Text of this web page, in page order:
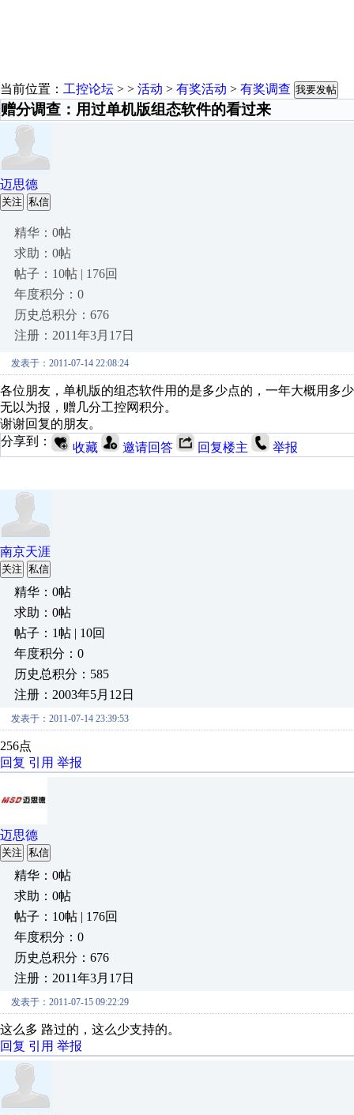
当前位置： 工控论坛 > > 活动 > 有奖活动 > 有奖调查 我要发帖
赠分调查：用过单机版组态软件的看过来
迈思德
关注 私信
精华：0帖
求助：0帖
帖子：10帖 | 176回
年度积分：0
历史总积分：676
注册：2011年3月17日
发表于：2011-07-14 22:08:24
各位朋友，单机版的组态软件用的是多少点的，一年大概用多
无以为报，赠几分工控网积分。
谢谢回复的朋友。
分享到：
收藏 邀请回答 回复楼主 举报
南京天涯
关注 私信
精华：0帖
求助：0帖
帖子：1帖 | 10回
年度积分：0
历史总积分：585
注册：2003年5月12日
发表于：2011-07-14 23:39:53
256点
回复 引用 举报
迈思德
关注 私信
精华：0帖
求助：0帖
帖子：10帖 | 176回
年度积分：0
历史总积分：676
注册：2011年3月17日
发表于：2011-07-15 09:22:29
这么多 路过的，这么少支持的。
回复 引用 举报